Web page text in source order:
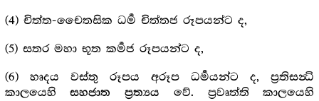
(4) චිත්ත-චෛතසික ධර්‍ම චිත්තජ රූපයන්ට ද,
(5) සතර මහා භූත කර්‍මජ රූපයන්ට ද,
(6) හෘදය වස්තු රූපය අරූප ධර්‍මයන්ට ද, ප්‍ර‍තිසන්‍ධි
කාලයෙහිසහජාත ප්‍ර‍ත්‍යය වේ. ප්‍ර‍වෘත්ති කාලයෙහි